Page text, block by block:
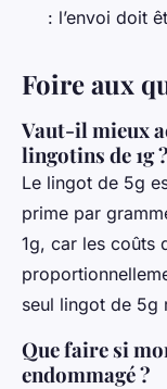
: l’envoi doit
Foire aux
Vaut-il mieux
lingotins de 1g ?
Le lingot de 5g
prime par
1g, car les coûts
seul lingot de 5g
Que faire si
endommagé ?